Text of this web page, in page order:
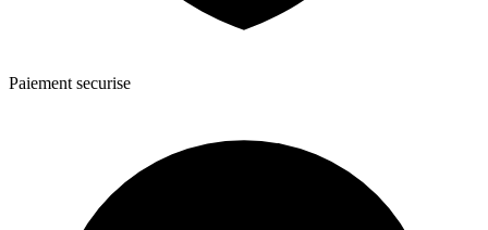
Paiement securise